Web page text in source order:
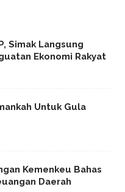
Simak Langsung
Ekonomi Rakyat
Untuk Gula
Kemenkeu Bahas
Daerah